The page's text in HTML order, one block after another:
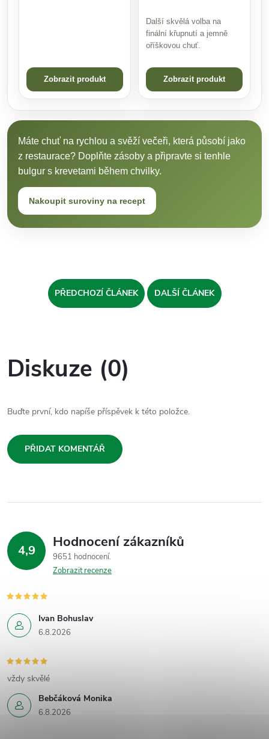
Zobrazit produkt
Další skvělá volba na
finální křupnutí a jemně
oříškovou chuť.
Zobrazit produkt
Máte chuť na rychlou a svěží večeři, která působí jako
z restaurace? Doplňte zásoby a připravte si tenhle
bulgur s krevetami během chvilky.
Nakoupit suroviny na recept
PŘEDCHOZÍ ČLÁNEK DALŠÍ ČLÁNEK
Diskuze (0)
Buďte první, kdo napíše příspěvek k této položce.
PŘIDAT KOMENTÁŘ
4,9 Hodnocení zákazníků
9651 hodnocení
Zobrazit recenze
Ivan Bohuslav
6.8.2026
Bebčáková Monika
6.8.2026
vždy skvělé